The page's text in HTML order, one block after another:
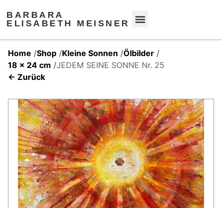
BARBARA
ELISABETH MEISNER
Home /Shop /Kleine Sonnen /Ölbilder /
18 x 24 cm /JEDEM SEINE SONNE Nr. 25
← Zurück